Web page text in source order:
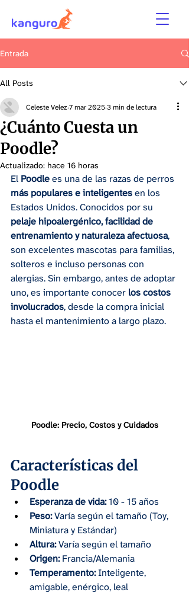
Entrada
All Posts
¿Cuánto Cuesta un
Poodle?
Celeste Velez7 mar 20253 min de lectura
Actualizado: hace 16 horas
El Poodle es una de las razas de perros
más populares e inteligentes en los
Estados Unidos. Conocidos por su
pelaje hipoalergénico, facilidad de
entrenamiento y naturaleza afectuosa,
son excelentes mascotas para familias,
solteros e incluso personas con
alergias. Sin embargo, antes de adoptar
uno, es importante conocer los costos
involucrados, desde la compra inicial
hasta el mantenimiento a largo plazo.
Poodle: Precio, Costos y Cuidados
Características del
Poodle
Esperanza de vida: 10 - 15 años
Peso: Varía según el tamaño (Toy,
Miniatura y Estándar)
Altura: Varía según el tamaño
Origen: Francia/Alemania
Temperamento: Inteligente,
amigable, enérgico, leal